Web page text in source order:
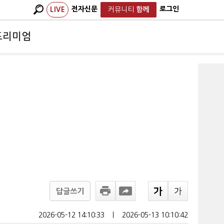
LIVE 전자신문 커뮤니티 함께 로그인
리미엄
답글쓰기
2026-05-12 14:10:33 2026-05-13 10:10:42